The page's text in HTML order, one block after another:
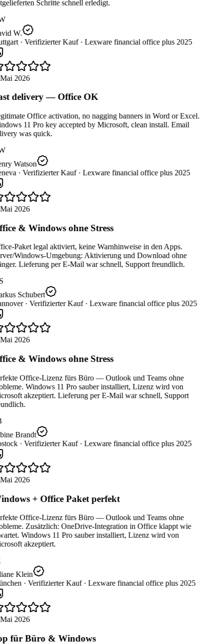
Schritte schnell erledigt.
W.
· Verifizierter Kauf · Lexware financial office plus 2025
2026
delivery — Office OK
Office activation, no nagging banners in Word or Excel.
11 Pro key accepted by Microsoft, clean install. Email
was quick.
Watson
· Verifizierter Kauf · Lexware financial office plus 2025
2026
& Windows ohne Stress
Paket legal aktiviert, keine Warnhinweise in den Apps.
Windows-Umgebung: Aktivierung und Download ohne
Lieferung per E-Mail war schnell, Support freundlich.
Schubert
· Verifizierter Kauf · Lexware financial office plus 2025
2026
& Windows ohne Stress
Office-Lizenz fürs Büro — Outlook und Teams ohne
Windows 11 Pro sauber installiert, Lizenz wird von
akzeptiert. Lieferung per E-Mail war schnell, Support
Brandt
· Verifizierter Kauf · Lexware financial office plus 2025
2026
+ Office Paket perfekt
Office-Lizenz fürs Büro — Outlook und Teams ohne
Zusätzlich: OneDrive-Integration in Office klappt wie
Windows 11 Pro sauber installiert, Lizenz wird von
akzeptiert.
Klein
· Verifizierter Kauf · Lexware financial office plus 2025
2026
für Büro & Windows